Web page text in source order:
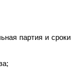
партия и сроки